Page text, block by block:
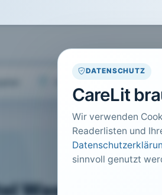
DATENSCHUTZ
CareLit
Wir verwenden
Readerlisten und
sinnvoll genutzt
Wasser